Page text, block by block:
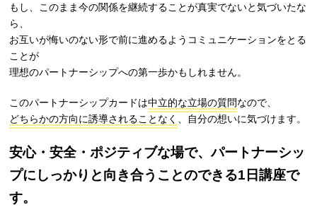
もし、このまま今の関係を継続することが真実でないと気づいたな
ら、
お互いが悔いのない形で前に進めるようコミュニケーションをとる
ことが
理想のパートナーシップへの第一歩かもしれません。
このパートナーシップカードは中立的な立場の質問なので、
どちらかの方向に誘導されることなく
、自分の想いに気づけます。
安心・安全・ポジティブな場で、パートナーシッ
プにしっかりと向き合うことのできる1日講座で
す。